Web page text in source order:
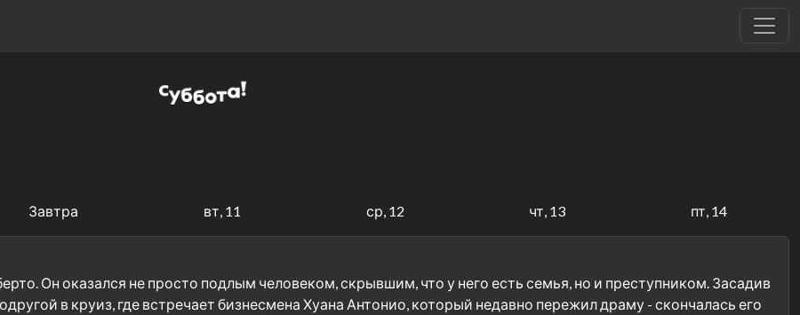
Завтра вт, 11 ср, 12 чт, 13 пт, 14
Он оказался не просто подлым человеком, скрывшим, что у него есть семья, но и преступником. Засадив
в круиз, где встречает бизнесмена Хуана Антонио, который недавно пережил драму - скончалась его